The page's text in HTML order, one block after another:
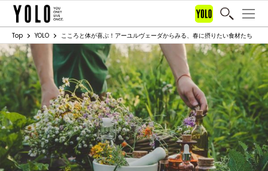
Top YOLO こころと体が喜ぶ！アーユルヴェーダからみる、春に摂りたい食材たち